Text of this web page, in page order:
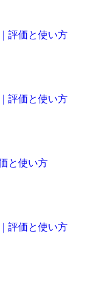
評価と使い方
評価と使い方
と使い方
評価と使い方